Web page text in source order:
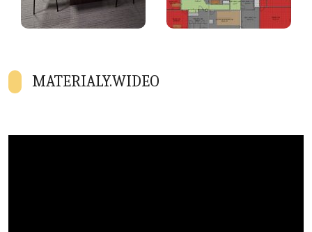
MATERIALY.WIDEO